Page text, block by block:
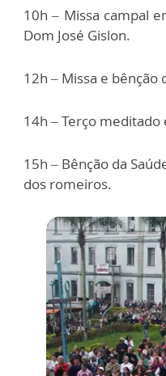
10h – Missa campal
Dom José Gislon.
12h – Missa e bênção
14h – Terço meditado
15h – Bênção da
dos romeiros.